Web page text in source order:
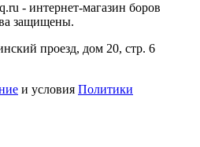
- интернет-магазин боров
защищены.
проезд, дом 20, стр. 6
и условия Политики